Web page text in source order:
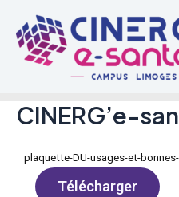
contenu
CINERG’e-
plaquette-DU-usages-et-
Télécharger